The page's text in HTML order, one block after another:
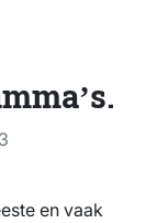
en vaak